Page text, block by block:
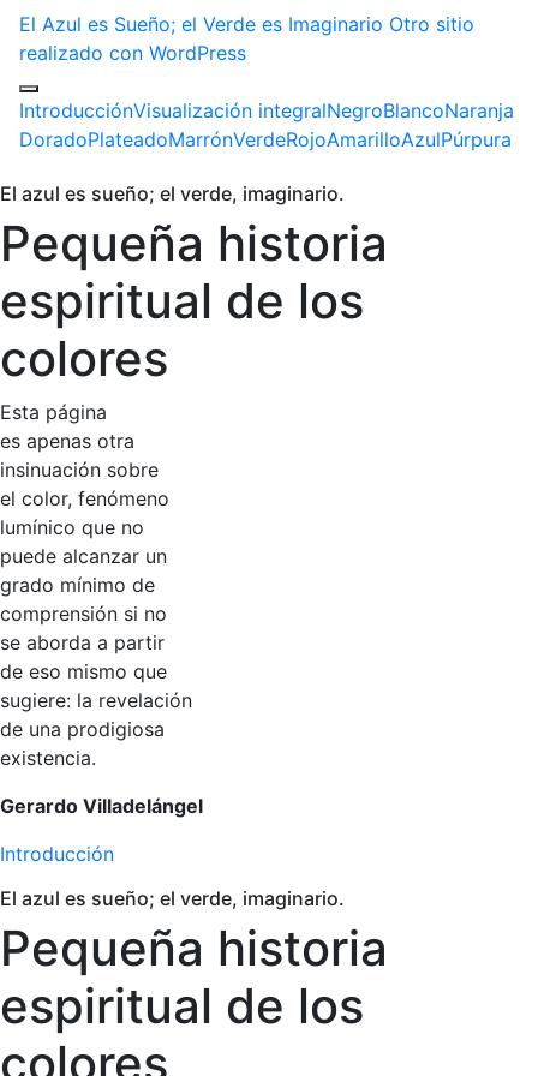
El Azul es Sueño; el Verde es Imaginario Otro sitio
realizado con WordPress
IntroducciónVisualización integralNegroBlancoNaranja
DoradoPlateadoMarrónVerdeRojoAmarilloAzulPúrpura
El azul es sueño; el verde, imaginario.
Pequeña historia
espiritual de los
colores
Esta página
es apenas otra
insinuación sobre
el color, fenómeno
lumínico que no
puede alcanzar un
grado mínimo de
comprensión si no
se aborda a partir
de eso mismo que
sugiere: la revelación
de una prodigiosa
existencia.
Gerardo Villadelángel
Introducción
El azul es sueño; el verde, imaginario.
Pequeña historia
espiritual de los
colores